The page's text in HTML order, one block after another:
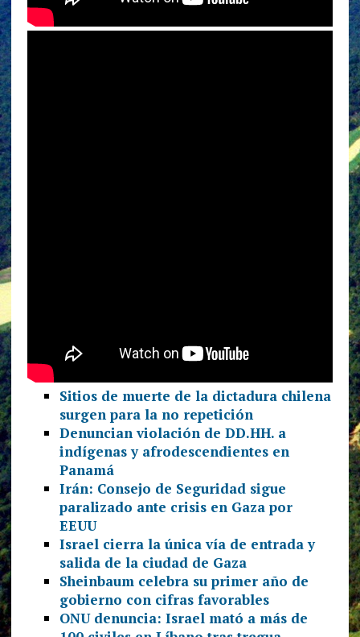
Sitios de muerte de la dictadura chilena
surgen para la no repetición
Denuncian violación de DD.HH. a
indígenas y afrodescendientes en
Panamá
Irán: Consejo de Seguridad sigue
paralizado ante crisis en Gaza por
EEUU
Israel cierra la única vía de entrada y
salida de la ciudad de Gaza
Sheinbaum celebra su primer año de
gobierno con cifras favorables
ONU denuncia: Israel mató a más de